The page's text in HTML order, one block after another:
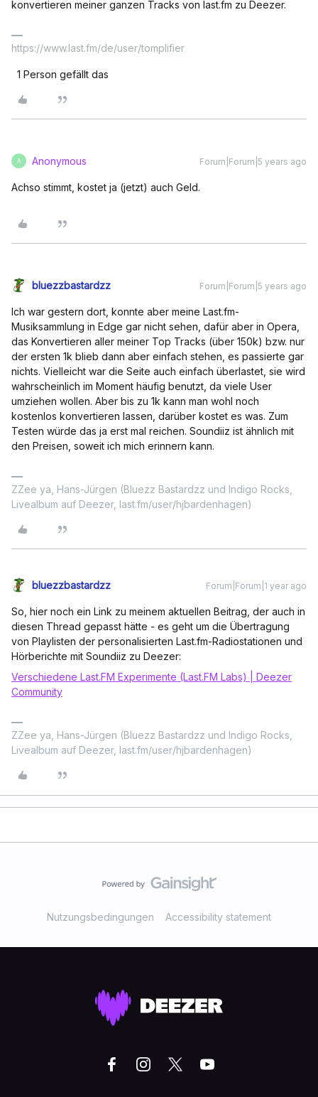
konvertieren meiner ganzen Tracks von last.fm zu Deezer.
https://www.last.fm/de/user/tomplifier
1 Person gefällt das
A Anonymous Forum|Forum|5 years ago
Achso stimmt, kostet ja (jetzt) auch Geld.
bluezzbastardzz Forum|Forum|5 years ago
Ich war gestern dort, konnte aber meine Last.fm-
Musiksammlung in Edge gar nicht sehen, dafür aber in Opera,
das Konvertieren aller meiner Top Tracks (über 150k) bzw. nur
der ersten 1k blieb dann aber einfach stehen, es passierte gar
nichts. Vielleicht war die Seite auch einfach überlastet, sie wird
wahrscheinlich im Moment häufig benutzt, da viele User
umziehen wollen. Aber bis zu 1k kann man wohl noch
kostenlos konvertieren lassen, darüber kostet es was. Zum
Testen würde das ja erst mal reichen. Soundiiz ist ähnlich mit
den Preisen, soweit ich mich erinnern kann.
ZZee ya, Hans-Jürgen (Bluezz Bastardzz und Indigo Rocks,
Livealbum auf Deezer, last.fm/user/hjbardenhagen)
bluezzbastardzz Forum|Forum|1 year ago
So, hier noch ein Link zu meinem aktuellen Beitrag, der auch in
diesen Thread gepasst hätte - es geht um die Übertragung
von Playlisten der personalisierten Last.fm-Radiostationen und
Hörberichte mit Soundiiz zu Deezer:
Verschiedene Last.FM Experimente (Last.FM Labs) | Deezer
Community
ZZee ya, Hans-Jürgen (Bluezz Bastardzz und Indigo Rocks,
Livealbum auf Deezer, last.fm/user/hjbardenhagen)
Nutzungsbedingungen Accessibility statement